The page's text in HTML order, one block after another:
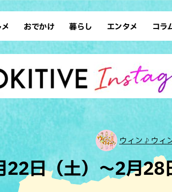
ン 沖縄そば
ウト カフェ
和食・日本料理
アジア・エスニック
イタリアン
フレンチ
・焼肉 焼鳥・串料理
肉料理 居酒屋・バー
おでかけ
デート ドライブ
散歩 ソロ活
レジャー アート
ショッピング ホテル
サウナ 公園
暮らし
レシピ
ファッション ローカル
沖縄移住 沖縄旧
エンタメ
スポーツ
タレント・芸人
コラ
ウィン♪ウィ
日（土）～2月28